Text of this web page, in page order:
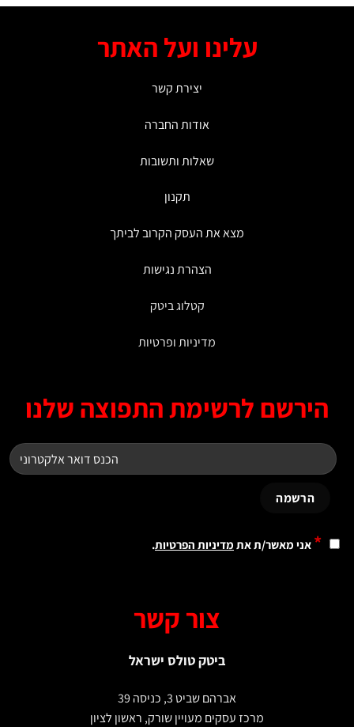
עלינו ועל האתר
יצירת קשר
אודות החברה
שאלות ותשובות
מצא את העסק הקרוב לביתך
הצהרת נגישות
קטלוג ביטק
מדיניות ופרטיות
לרשימת התפוצה שלנו
אני מאשר/ת אתמדיניות הפרטיות.
צור קשר
ביטק טולס ישראל
אברהם שביט 3, כניסה 39
מרכז עסקים מעויין שורק, ראשון לציון